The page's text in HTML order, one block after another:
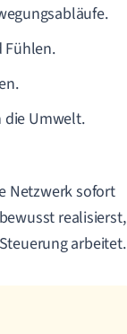
Fühlen.
die Umwelt.
Netzwerk sofort
realisierst,
arbeitet.